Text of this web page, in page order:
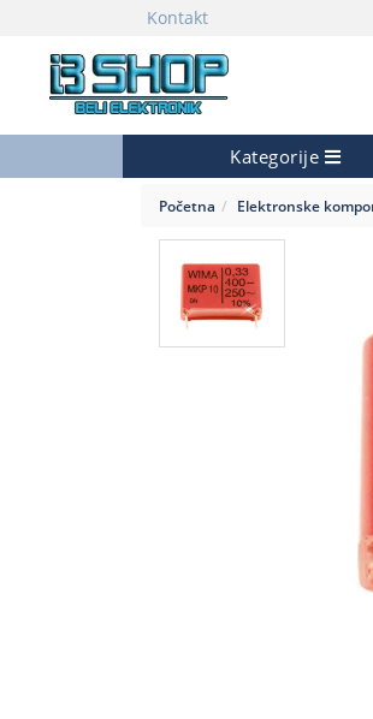
Kontakt
Kategorije
Početna Elektronske